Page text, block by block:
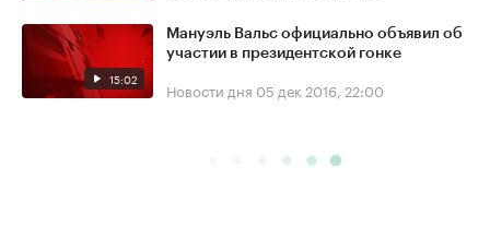
15:02
Мануэль Вальс официально объявил об
участии в президентской гонке
Новости дня 05 дек 2016, 22:00